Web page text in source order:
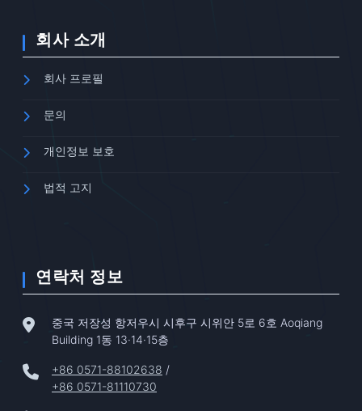
회사 소개
회사 프로필
문의
개인정보 보호
법적 고지
연락처 정보
중국 저장성 항저우시 시후구 시위안 5로 6호 Aoqiang
Building 1동 13·14·15층
+86 0571-88102638 /
+86 0571-81110730